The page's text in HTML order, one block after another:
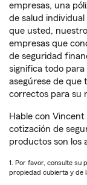
empresas, una
de salud individual
que usted,
empresas que
de seguridad
significa todo
asegúrese de que
correctos para su
Hable con
cotización de
productos son los
1. Por favor, consulte su
propiedad cubierta y de